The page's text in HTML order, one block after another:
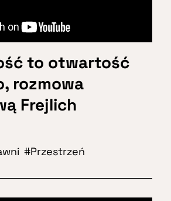
to otwartość
rozmowa
Frejlich
Przestrzeń